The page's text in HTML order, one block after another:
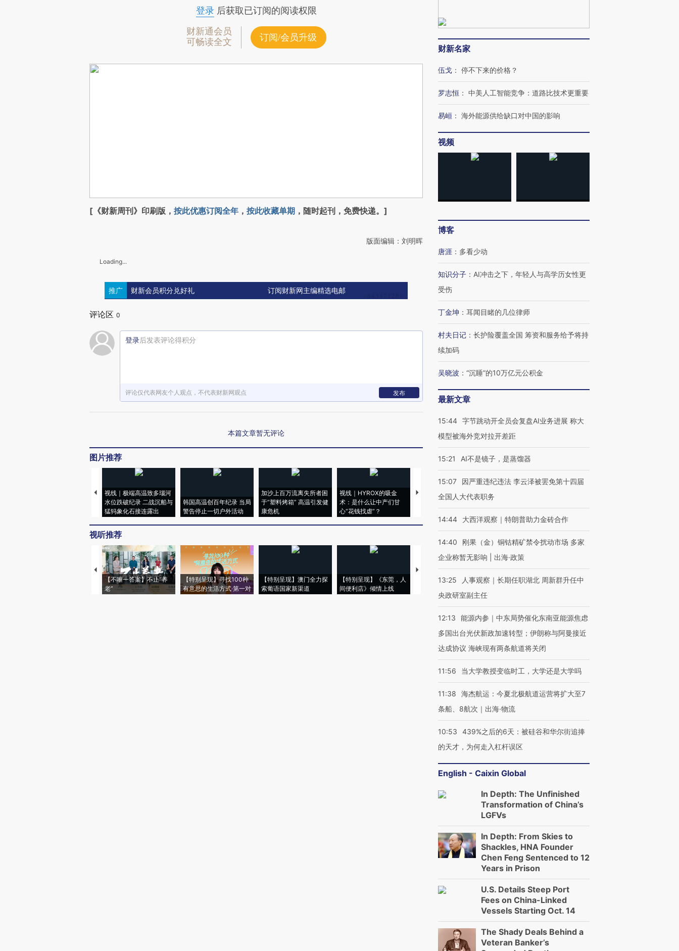
登录后获取已订阅的阅读权限
财新通会员
可畅读全文
订阅/会员升级
[《财新周刊》印刷版， 按此优惠订阅全年 ， 按此收藏单期 ，随时起刊，免费快递。]
版面编辑：刘明晖
Loading...
推广 财新会员积分兑好礼 订阅财新网主编精选电邮
评论区 0
登录后发表评论得积分
评论仅代表网友个人观点，不代表财新网观点 发布
本篇文章暂无评论
图片推荐
视线｜极端高温致多瑙河
水位跌破纪录 二战沉船与
猛犸象化石接连露出
韩国高温创百年纪录 当局
警告停止一切户外活动
加沙上百万流离失所者困
于“塑料烤箱” 高温引发健
康危机
视线｜HYROX的吸金
术：是什么让中产们甘
心“花钱找虐”？
马航飞行员跨国走私7万
粒摇头丸 尿检体内含3种
视听推荐
【不唯一答案】不止“养
老”
【特别呈现】寻找100种
有意思的生活方式·第一对
【特别呈现】澳门全力探
索葡语国家新渠道
【特别呈现】《东莞，人
间便利店》倾情上线
【推广】走进第四届链博
会，让数智科技“链”接产
【特别呈现】寻找100种
【商旅对话】华住集团
CFO：不靠规模取胜，华
财新名家
伍戈 ： 停不下来的价格？
罗志恒 ： 中美人工智能竞争：道路比技术更重要
易峘 ： 海外能源供给缺口对中国的影响
视频
博客
唐涯 ： 多看少动
知识分子 ： AI冲击之下，年轻人与高学历女性更
受伤
丁金坤 ： 耳闻目睹的几位律师
村夫日记 ： 长护险覆盖全国 筹资和服务给予将持
续加码
吴晓波 ： “沉睡”的10万亿元公积金
最新文章
15:44 字节跳动开全员会复盘AI业务进展 称大
模型被海外竞对拉开差距
15:21 AI不是镜子，是蒸馏器
15:07
因严重违纪违法 李云泽被罢免第十四届
全国人大代表职务
14:44 大西洋观察｜特朗普助力金砖合作
14:40
刚果（金）铜钴精矿禁令扰动市场 多家
企业称暂无影响 | 出海·政策
13:25
人事观察｜长期任职湖北 周新群升任中
央政研室副主任
12:13
能源内参｜中东局势催化东南亚能源焦虑
多国出台光伏新政加速转型；伊朗称与阿曼接近
达成协议 海峡现有两条航道将关闭
11:56 当大学教授变临时工，大学还是大学吗
11:38
海杰航运：今夏北极航道运营将扩大至7
条船、8航次｜出海·物流
10:53
439%之后的6天：被硅谷和华尔街追捧
的天才，为何走入杠杆误区
English - Caixin Global
In Depth: The Unfinished
Transformation of China’s
LGFVs
In Depth: From Skies to
Shackles, HNA Founder
Chen Feng Sentenced to 12
Years in Prison
U.S. Details Steep Port
Fees on China-Linked
Vessels Starting Oct. 14
The Shady Deals Behind a
Veteran Banker’s